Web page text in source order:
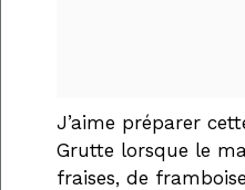
J’aime préparer
Grutte lorsque le
fraises, de